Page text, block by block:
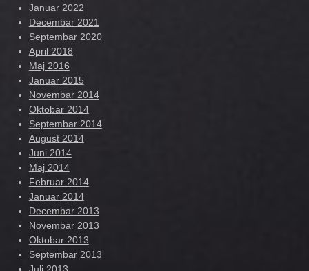
Januar 2022
Decembar 2021
Septembar 2020
April 2018
Maj 2016
Januar 2015
Novembar 2014
Oktobar 2014
Septembar 2014
August 2014
Juni 2014
Maj 2014
Februar 2014
Januar 2014
Decembar 2013
Novembar 2013
Oktobar 2013
Septembar 2013